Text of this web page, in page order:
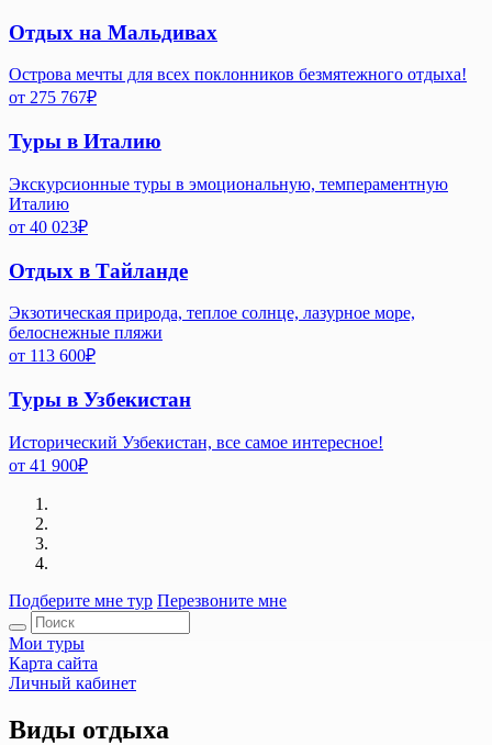
Отдых на Мальдивах
Острова мечты для всех поклонников безмятежного отдыха!
от 275 767₽
Туры в Италию
Экскурсионные туры в эмоциональную, темпераментную
Италию
от 40 023₽
Отдых в Тайланде
Экзотическая природа, теплое солнце, лазурное море,
белоснежные пляжи
от 113 600₽
Туры в Узбекистан
Исторический Узбекистан, все самое интересное!
от 41 900₽
Подберите мне тур Перезвоните мне
Мои туры
Карта сайта
Личный кабинет
Виды отдыха